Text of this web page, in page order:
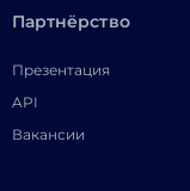
Партнёрство
Презентация
API
Вакансии